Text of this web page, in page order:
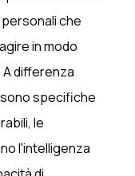
che
in modo
differenza
specifiche
le
l'intelligenza